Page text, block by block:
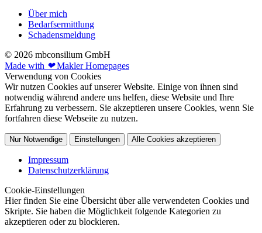
Über mich
Bedarfsermittlung
Schadensmeldung
© 2026 mbconsilium GmbH
Made with ❤Makler Homepages
Verwendung von Cookies
Wir nutzen Cookies auf unserer Website. Einige von ihnen sind
notwendig während andere uns helfen, diese Website und Ihre
Erfahrung zu verbessern. Sie akzeptieren unsere Cookies, wenn Sie
fortfahren diese Webseite zu nutzen.
Nur Notwendige Einstellungen Alle Cookies akzeptieren
Impressum
Datenschutzerklärung
Cookie-Einstellungen
Hier finden Sie eine Übersicht über alle verwendeten Cookies und
Skripte. Sie haben die Möglichkeit folgende Kategorien zu
akzeptieren oder zu blockieren.